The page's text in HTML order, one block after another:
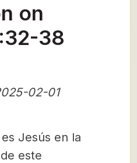
on
38
02-01
Jesús en la
este